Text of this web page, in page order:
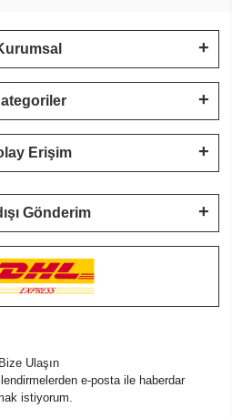
Erişim
Gönderim
Bize Ulaşın
e-posta ile haberdar
istiyorum.